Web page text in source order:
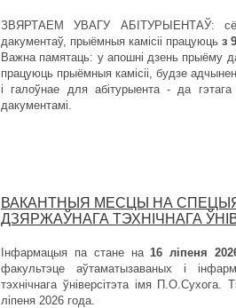
ЗВЯРТАЕМ УВАГУ АБІТУРЫЕНТАЎ:
дакументаў, прыёмныя камісіі працуюць з
Важна памятаць: у апошні дзень прыёму
працуюць прыёмныя камісіі, будзе
і галоўнае для абітурыента - да
дакументамі.
ВАКАНТНЫЯ МЕСЦЫ НА
ДЗЯРЖАЎНАГА ТЭХНІЧНАГА
Інфармацыя па стане на 16 ліпеня
факультэце аўтаматызаваных і
тэхнічнага ўніверсітэта імя
ліпеня 2026 года.